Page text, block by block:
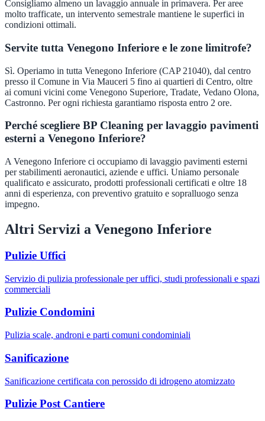
Consigliamo almeno un lavaggio annuale in primavera. Per aree
molto trafficate, un intervento semestrale mantiene le superfici in
condizioni ottimali.
Servite tutta Venegono Inferiore e le zone limitrofe?
Sì. Operiamo in tutta Venegono Inferiore (CAP 21040), dal centro
presso il Comune in Via Mauceri 5 fino ai quartieri di Centro, oltre
ai comuni vicini come Venegono Superiore, Tradate, Vedano Olona,
Castronno. Per ogni richiesta garantiamo risposta entro 2 ore.
Perché scegliere BP Cleaning per lavaggio pavimenti
esterni a Venegono Inferiore?
A Venegono Inferiore ci occupiamo di lavaggio pavimenti esterni
per stabilimenti aeronautici, aziende e uffici. Uniamo personale
qualificato e assicurato, prodotti professionali certificati e oltre 18
anni di esperienza, con preventivo gratuito e sopralluogo senza
impegno.
Altri Servizi a Venegono Inferiore
Pulizie Uffici
Servizio di pulizia professionale per uffici, studi professionali e spazi
commerciali
Pulizie Condomini
Pulizia scale, androni e parti comuni condominiali
Sanificazione
Sanificazione certificata con perossido di idrogeno atomizzato
Pulizie Post Cantiere